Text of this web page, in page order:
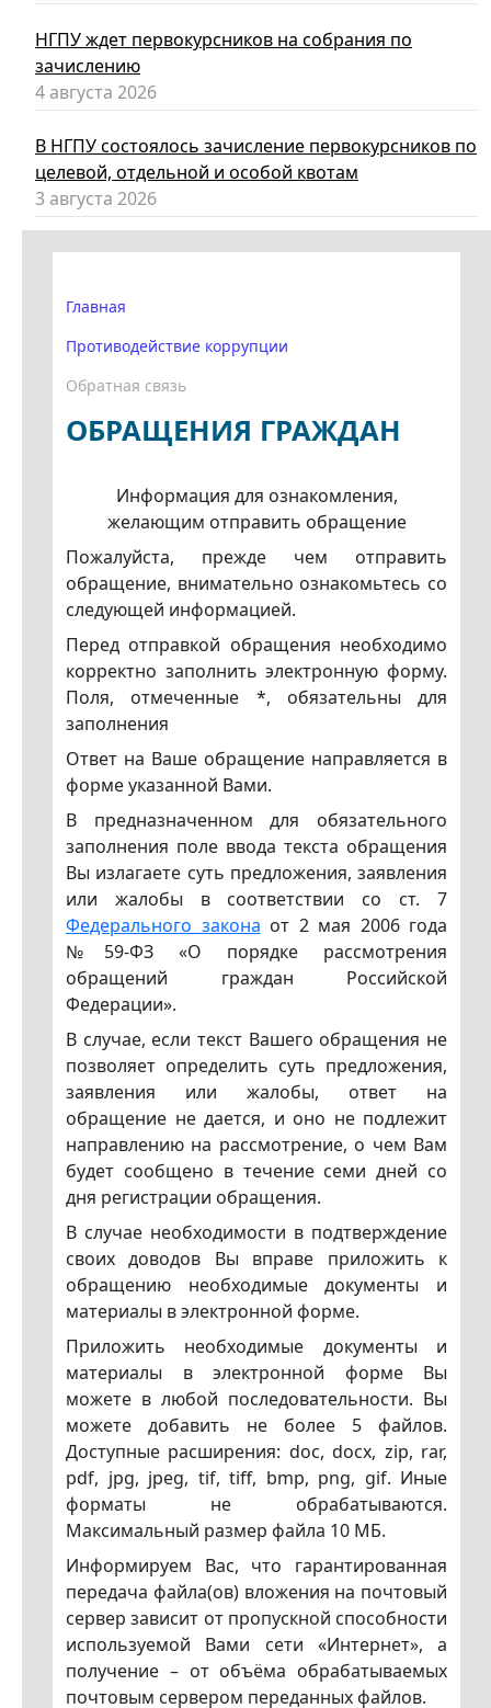
НГПУ ждет первокурсников на собрания по
зачислению
4 августа 2026
В НГПУ состоялось зачисление первокурсников по
целевой, отдельной и особой квотам
3 августа 2026
Главная
Противодействие коррупции
Обратная связь
ОБРАЩЕНИЯ ГРАЖДАН
Информация для ознакомления,
желающим отправить обращение
Пожалуйста, прежде чем отправить
обращение, внимательно ознакомьтесь со
следующей информацией.
Перед отправкой обращения необходимо
корректно заполнить электронную форму.
Поля, отмеченные *, обязательны для
заполнения
Ответ на Ваше обращение направляется в
форме указанной Вами.
В предназначенном для обязательного
заполнения поле ввода текста обращения
Вы излагаете суть предложения, заявления
или жалобы в соответствии со ст. 7
Федерального закона от 2 мая 2006 года
№59-ФЗ «О порядке рассмотрения
обращений граждан Российской
Федерации».
В случае, если текст Вашего обращения не
позволяет определить суть предложения,
заявления или жалобы, ответ на
обращение не дается, и оно не подлежит
направлению на рассмотрение, о чем Вам
будет сообщено в течение семи дней со
дня регистрации обращения.
В случае необходимости в подтверждение
своих доводов Вы вправе приложить к
обращению необходимые документы и
материалы в электронной форме.
Приложить необходимые документы и
материалы в электронной форме Вы
можете в любой последовательности. Вы
можете добавить не более 5 файлов.
Доступные расширения: doc, docx, zip, rar,
pdf, jpg, jpeg, tif, tiff, bmp, png, gif. Иные
форматы не обрабатываются.
Максимальный размер файла 10 МБ.
Информируем Вас, что гарантированная
передача файла(ов) вложения на почтовый
сервер зависит от пропускной способности
используемой Вами сети «Интернет», а
получение – от объёма обрабатываемых
почтовым сервером переданных файлов.